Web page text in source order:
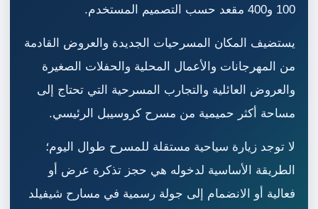
100 و400 مقعد حسب التصميم المستخدم.
يستضيف المكان المسرحيات الجديدة والعروض القادمة
من المهرجانات والأعمال المحلية والحفلات الصغيرة
والعروض العائلية والتجارب المسرحية التي تحتاج إلى
مساحة أكثر حميمية من مسرح كروسيبل الرئيسي.
لا توجد زيارة سياحية مستقلة للمسرح طوال اليوم؛
الطريقة الأساسية لدخوله هي حجز تذكرة عرض أو
فعالية أو الانضمام إلى جولة رسمية في مسارح شيفيلد